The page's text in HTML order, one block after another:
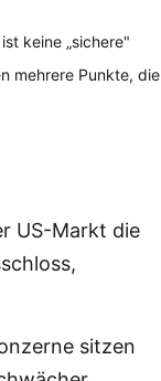
keine „sichere"
mehrere Punkte, die
US-Markt die
sitzen